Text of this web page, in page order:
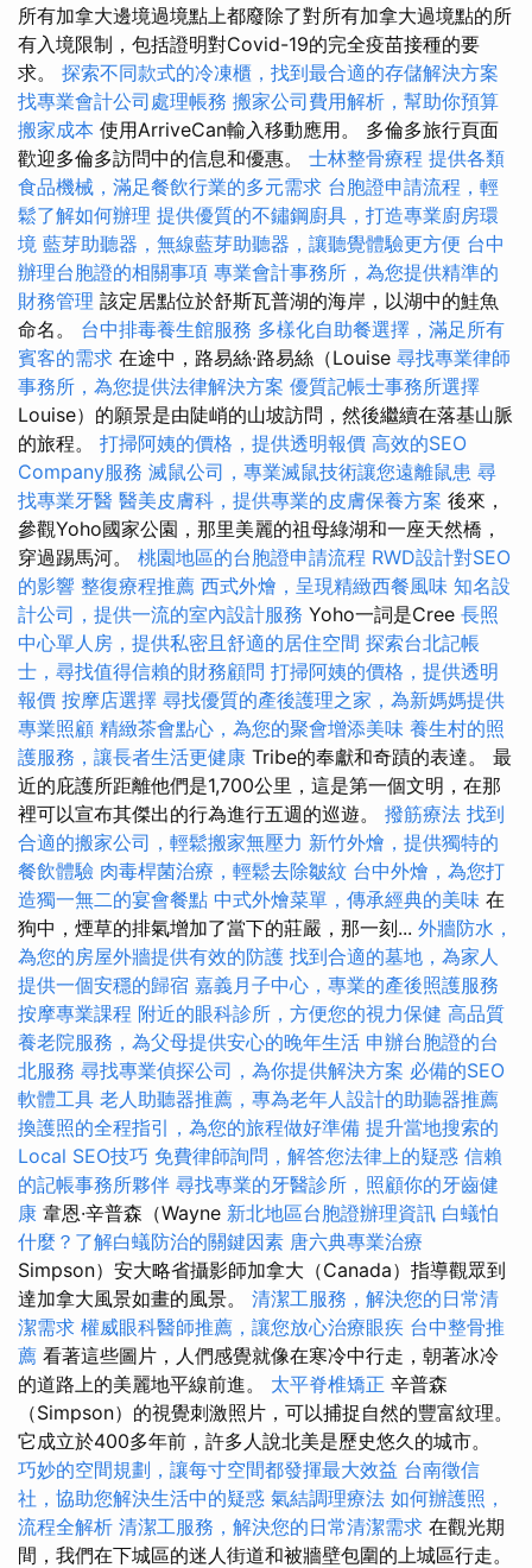
所有加拿大邊境過境點上都廢除了對所有加拿大過境點的所
有入境限制，包括證明對Covid-19的完全疫苗接種的要
求。 探索不同款式的冷凍櫃，找到最合適的存儲解決方案
找專業會計公司處理帳務 搬家公司費用解析，幫助你預算
搬家成本 使用ArriveCan輸入移動應用。 多倫多旅行頁面
歡迎多倫多訪問中的信息和優惠。 士林整骨療程 提供各類
食品機械，滿足餐飲行業的多元需求 台胞證申請流程，輕
鬆了解如何辦理 提供優質的不鏽鋼廚具，打造專業廚房環
境 藍芽助聽器，無線藍芽助聽器，讓聽覺體驗更方便 台中
辦理台胞證的相關事項 專業會計事務所，為您提供精準的
財務管理 該定居點位於舒斯瓦普湖的海岸，以湖中的鮭魚
命名。 台中排毒養生館服務 多樣化自助餐選擇，滿足所有
賓客的需求 在途中，路易絲·路易絲（Louise 尋找專業律師
事務所，為您提供法律解決方案 優質記帳士事務所選擇
Louise）的願景是由陡峭的山坡訪問，然後繼續在落基山脈
的旅程。 打掃阿姨的價格，提供透明報價 高效的SEO
Company服務 滅鼠公司，專業滅鼠技術讓您遠離鼠患 尋
找專業牙醫 醫美皮膚科，提供專業的皮膚保養方案 後來，
參觀Yoho國家公園，那里美麗的祖母綠湖和一座天然橋，
穿過踢馬河。 桃園地區的台胞證申請流程 RWD設計對SEO
的影響 整復療程推薦 西式外燴，呈現精緻西餐風味 知名設
計公司，提供一流的室內設計服務 Yoho一詞是Cree 長照
中心單人房，提供私密且舒適的居住空間 探索台北記帳
士，尋找值得信賴的財務顧問 打掃阿姨的價格，提供透明
報價 按摩店選擇 尋找優質的產後護理之家，為新媽媽提供
專業照顧 精緻茶會點心，為您的聚會增添美味 養生村的照
護服務，讓長者生活更健康 Tribe的奉獻和奇蹟的表達。 最
近的庇護所距離他們是1,700公里，這是第一個文明，在那
裡可以宣布其傑出的行為進行五週的巡遊。 撥筋療法 找到
合適的搬家公司，輕鬆搬家無壓力 新竹外燴，提供獨特的
餐飲體驗 肉毒桿菌治療，輕鬆去除皺紋 台中外燴，為您打
造獨一無二的宴會餐點 中式外燴菜單，傳承經典的美味 在
狗中，煙草的排氣增加了當下的莊嚴，那一刻... 外牆防水，
為您的房屋外牆提供有效的防護 找到合適的墓地，為家人
提供一個安穩的歸宿 嘉義月子中心，專業的產後照護服務
按摩專業課程 附近的眼科診所，方便您的視力保健 高品質
養老院服務，為父母提供安心的晚年生活 申辦台胞證的台
北服務 尋找專業偵探公司，為你提供解決方案 必備的SEO
軟體工具 老人助聽器推薦，專為老年人設計的助聽器推薦
換護照的全程指引，為您的旅程做好準備 提升當地搜索的
Local SEO技巧 免費律師詢問，解答您法律上的疑惑 信賴
的記帳事務所夥伴 尋找專業的牙醫診所，照顧你的牙齒健
康 韋恩·辛普森（Wayne 新北地區台胞證辦理資訊 白蟻怕
什麼？了解白蟻防治的關鍵因素 唐六典專業治療
Simpson）安大略省攝影師加拿大（Canada）指導觀眾到
達加拿大風景如畫的風景。 清潔工服務，解決您的日常清
潔需求 權威眼科醫師推薦，讓您放心治療眼疾 台中整骨推
薦 看著這些圖片，人們感覺就像在寒冷中行走，朝著冰冷
的道路上的美麗地平線前進。 太平脊椎矯正 辛普森
（Simpson）的視覺刺激照片，可以捕捉自然的豐富紋理。
它成立於400多年前，許多人說北美是歷史悠久的城市。
巧妙的空間規劃，讓每寸空間都發揮最大效益 台南徵信
社，協助您解決生活中的疑惑 氣結調理療法 如何辦護照，
流程全解析 清潔工服務，解決您的日常清潔需求 在觀光期
間，我們在下城區的迷人街道和被牆壁包圍的上城區行走。